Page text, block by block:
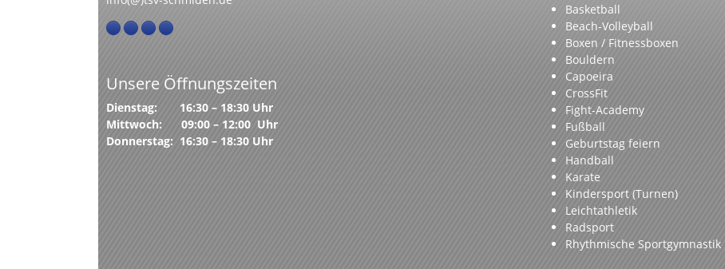
Unsere Öffnungszeiten
Dienstag: 16:30 – 18:30 Uhr
Mittwoch: 09:00 – 12:00 Uhr
Donnerstag: 16:30 – 18:30 Uhr
Basketball
Beach-Volleyball
Boxen / Fitnessboxen
Bouldern
Capoeira
CrossFit
Fight-Academy
Fußball
Geburtstag feiern
Handball
Karate
Kindersport (Turnen)
Leichtathletik
Radsport
Rhythmische Sportgymnastik